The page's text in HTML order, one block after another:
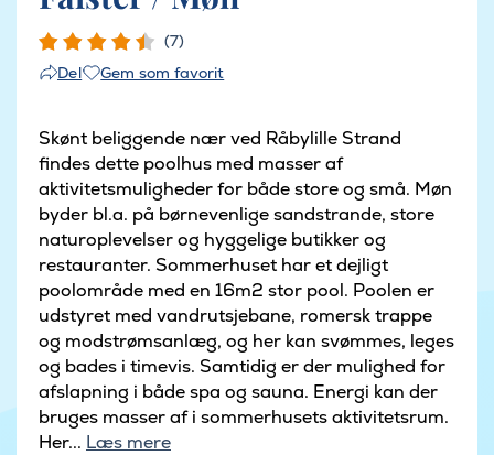
(7)
Del
Gem som favorit
Skønt beliggende nær ved Råbylille Strand
findes dette poolhus med masser af
aktivitetsmuligheder for både store og små. Møn
byder bl.a. på børnevenlige sandstrande, store
naturoplevelser og hyggelige butikker og
restauranter. Sommerhuset har et dejligt
poolområde med en 16m2 stor pool. Poolen er
udstyret med vandrutsjebane, romersk trappe
og modstrømsanlæg, og her kan svømmes, leges
og bades i timevis. Samtidig er der mulighed for
afslapning i både spa og sauna. Energi kan der
bruges masser af i sommerhusets aktivitetsrum.
Her... Læs mere